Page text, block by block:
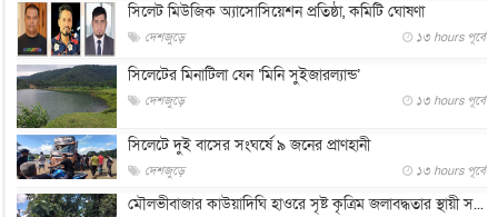
সিলেট মিউজিক অ্যাসোসিয়েশন প্রতিষ্ঠা, কমিটি ঘোষণা
দেশজুড়ে ১৩ hours পূর্বে
সিলেটের মিনাটিলা যেন ‘মিনি সুইজারল্যান্ড’
দেশজুড়ে ১৩ hours পূর্বে
সিলেটে দুই বাসের সংঘর্ষে ৯ জনের প্রাণহানী
দেশজুড়ে ১৩ hours পূর্বে
মৌলভীবাজার কাউয়াদিঘি হাওরে সৃষ্ট কৃত্রিম জলাবদ্ধতার স্থায়ী স...